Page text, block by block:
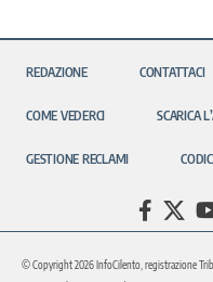
REDAZIONE CONTATTACI
COME VEDERCI SCARICA
GESTIONE RECLAMI
© Copyright 2026 InfoCilento, registrazione